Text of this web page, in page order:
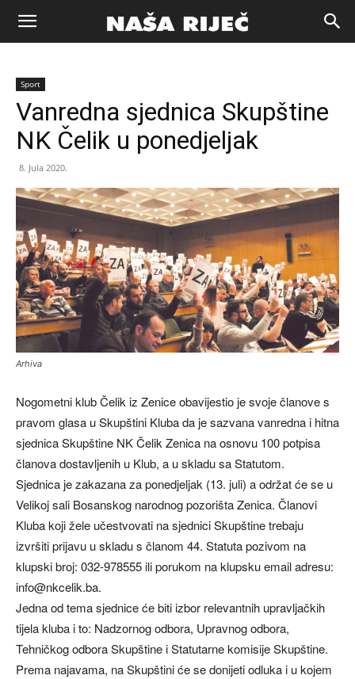
Naša
riječ
Sport
Vanredna sjednica Skupštine
NK Čelik u ponedjeljak
8. Jula 2020.
Arhiva
Nogometni klub Čelik iz Zenice obavijestio je svoje članove s
pravom glasa u Skupštini Kluba da je sazvana vanredna i hitna
sjednica Skupštine NK Čelik Zenica na osnovu 100 potpisa
članova dostavljenih u Klub, a u skladu sa Statutom.
Sjednica je zakazana za ponedjeljak (13. juli) a održat će se u
Velikoj sali Bosanskog narodnog pozorišta Zenica. Članovi
Kluba koji žele učestvovati na sjednici Skupštine trebaju
izvršiti prijavu u skladu s članom 44. Statuta pozivom na
klupski broj: 032-978555 ili porukom na klupsku email adresu:
info@nkcelik.ba.
Jedna od tema sjednice će biti izbor relevantnih upravljačkih
tijela kluba i to: Nadzornog odbora, Upravnog odbora,
Tehničkog odbora Skupštine i Statutarne komisije Skupštine.
Prema najavama, na Skupštini će se donijeti odluka i u kojem